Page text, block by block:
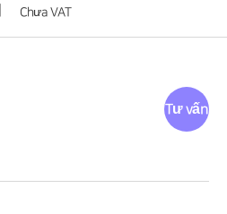
Chưa VAT
Tư vấn